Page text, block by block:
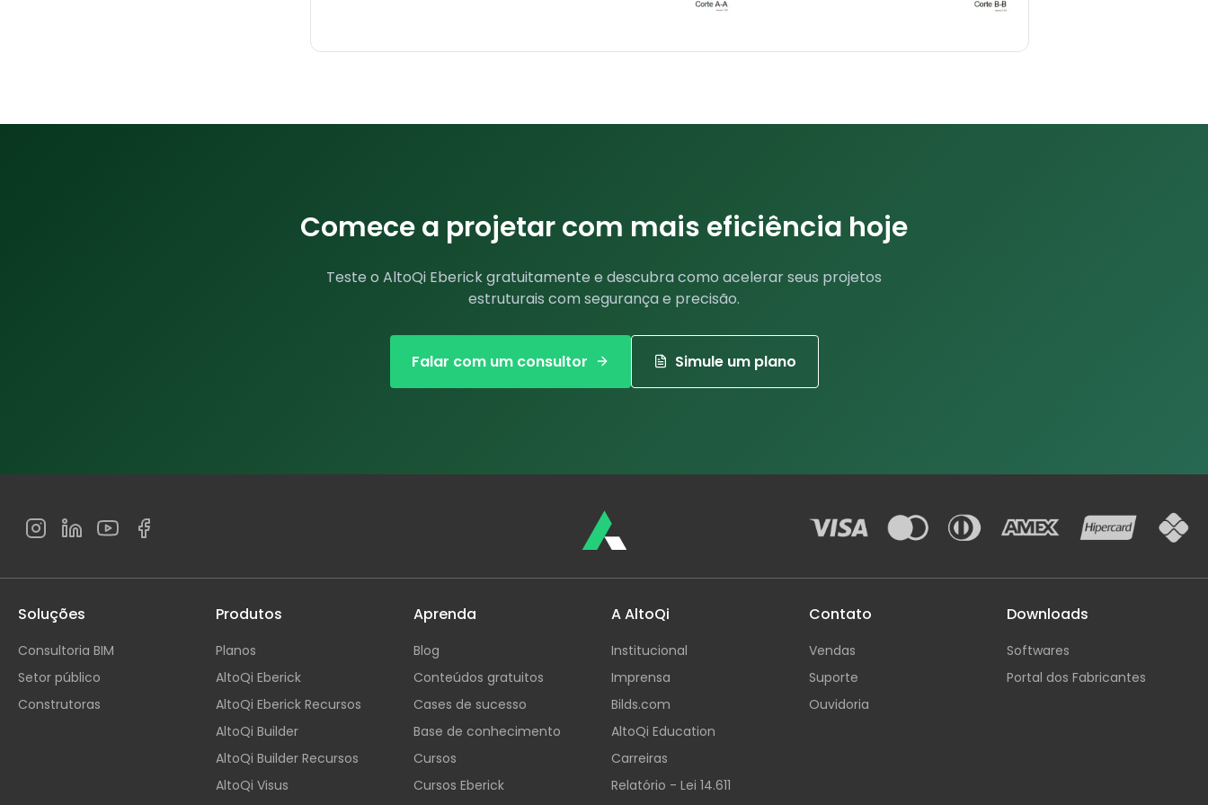
Comece a projetar com mais eficiência hoje
Teste o AltoQi Eberick gratuitamente e descubra como acelerar seus projetos
estruturais com segurança e precisão.
Falar com um consultor Simule um plano
Soluções
Consultoria BIM
Setor público
Construtoras
Produtos
Planos
AltoQi Eberick
AltoQi Eberick Recursos
AltoQi Builder
AltoQi Builder Recursos
AltoQi Visus
Aprenda
Blog
Conteúdos gratuitos
Cases de sucesso
Base de conhecimento
Cursos
Cursos Eberick
A AltoQi
Institucional
Imprensa
Bilds.com
AltoQi Education
Carreiras
Relatório - Lei 14.611
Contato
Vendas
Suporte
Ouvidoria
Downloads
Softwares
Portal dos Fabricantes